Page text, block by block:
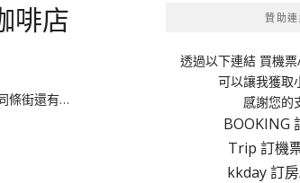
啡店
條街還有…
贊助
透過以下連結 買機
可以讓我獲取
感謝您的
BOOKING
Trip 訂機
kkday 訂